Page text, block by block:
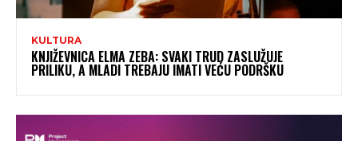
KULTURA
KNJIŽEVNICA ELMA ZEBA: SVAKI TRUD ZASLUŽUJE
PRILIKU, A MLADI TREBAJU IMATI VEĆU PODRŠKU